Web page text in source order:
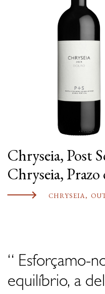
PT
Chryseia, Post
Chryseia,
CHRYSEIA,
“ Esforçamo-
equilíbrio, a